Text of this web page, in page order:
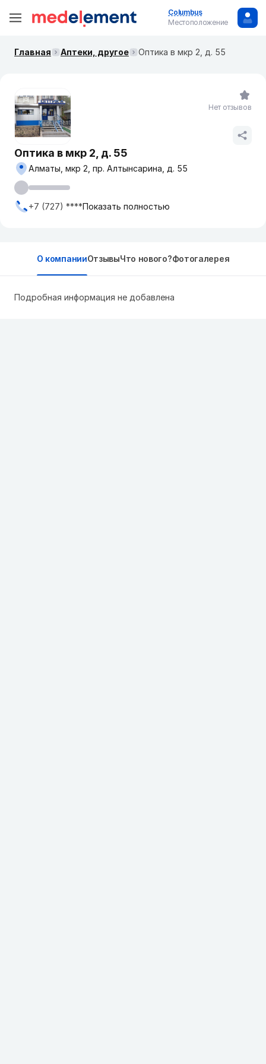
Columbus
Местоположение
Главная Аптеки, другое Оптика в мкр 2, д. 55
Оптика в мкр 2, д. 55
Алматы, мкр 2, пр. Алтынсарина, д. 55
+7 (727) ****Показать полностью
Нет отзывов
О компанииОтзывыЧто нового?Фотогалерея
Подробная информация не добавлена